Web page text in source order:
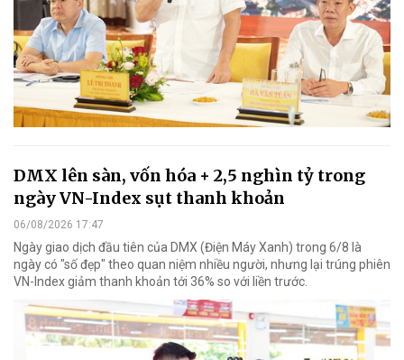
DMX lên sàn, vốn hóa + 2,5 nghìn tỷ trong
ngày VN-Index sụt thanh khoản
06/08/2026 17:47
Ngày giao dịch đầu tiên của DMX (Điện Máy Xanh) trong 6/8 là
ngày có "số đẹp" theo quan niệm nhiều người, nhưng lại trúng phiên
VN-Index giảm thanh khoản tới 36% so với liền trước.